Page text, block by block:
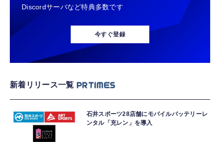
Discordサーバなど特典多数です
今すぐ登録
新着リリース一覧
石井スポーツ28店舗にモバイルバッテリーレ
ンタル「充レン」を導入